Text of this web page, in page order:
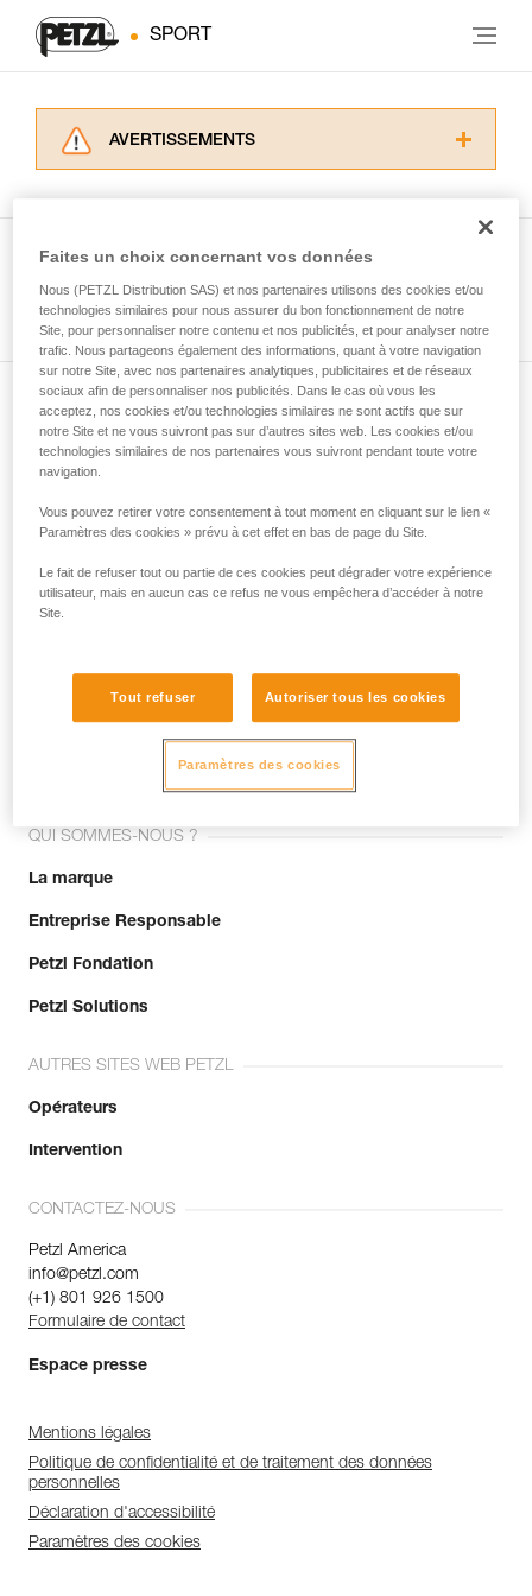
SPORT
AVERTISSEMENTS
informations de la notice technique pour
d’informations.
Maîtriser ces techniques nécessite une
formation et un entraînement spécifique. Validez
avec un professionnel votre capacité à refaire
la manipulation, seul, en toute sécurité, avant
de la reproduire en autonomie.
Nous donnons des exemples de techniques
Voir tous les conseils
Abonnez-vous à la newsletter
et restez connecté à notre actualité
Email *
Rejoignez la communauté !
QUI SOMMES-NOUS ?
La marque
Entreprise Responsable
Petzl Fondation
Petzl Solutions
AUTRES SITES WEB PETZL
Opérateurs
Intervention
CONTACTEZ-NOUS
Petzl America
info@petzl.com
(+1) 801 926 1500
Formulaire de contact
Espace presse
Mentions légales
Politique de confidentialité et de traitement des données
personnelles
Déclaration d'accessibilité
Paramètres des cookies
Faites un choix concernant vos données
Nous (PETZL Distribution SAS) et nos partenaires utilisons des cookies et/ou
technologies similaires pour nous assurer du bon fonctionnement de notre
Site, pour personnaliser notre contenu et nos publicités, et pour analyser notre
trafic. Nous partageons également des informations, quant à votre navigation
sur notre Site, avec nos partenaires analytiques, publicitaires et de réseaux
sociaux afin de personnaliser nos publicités. Dans le cas où vous les
acceptez, nos cookies et/ou technologies similaires ne sont actifs que sur
notre Site et ne vous suivront pas sur d’autres sites web. Les cookies et/ou
technologies similaires de nos partenaires vous suivront pendant toute votre
navigation.
Vous pouvez retirer votre consentement à tout moment en cliquant sur le lien «
Paramètres des cookies » prévu à cet effet en bas de page du Site.
Le fait de refuser tout ou partie de ces cookies peut dégrader votre expérience
utilisateur, mais en aucun cas ce refus ne vous empêchera d’accéder à notre
Site.
Tout refuser Autoriser tous les cookies
Paramètres des cookies